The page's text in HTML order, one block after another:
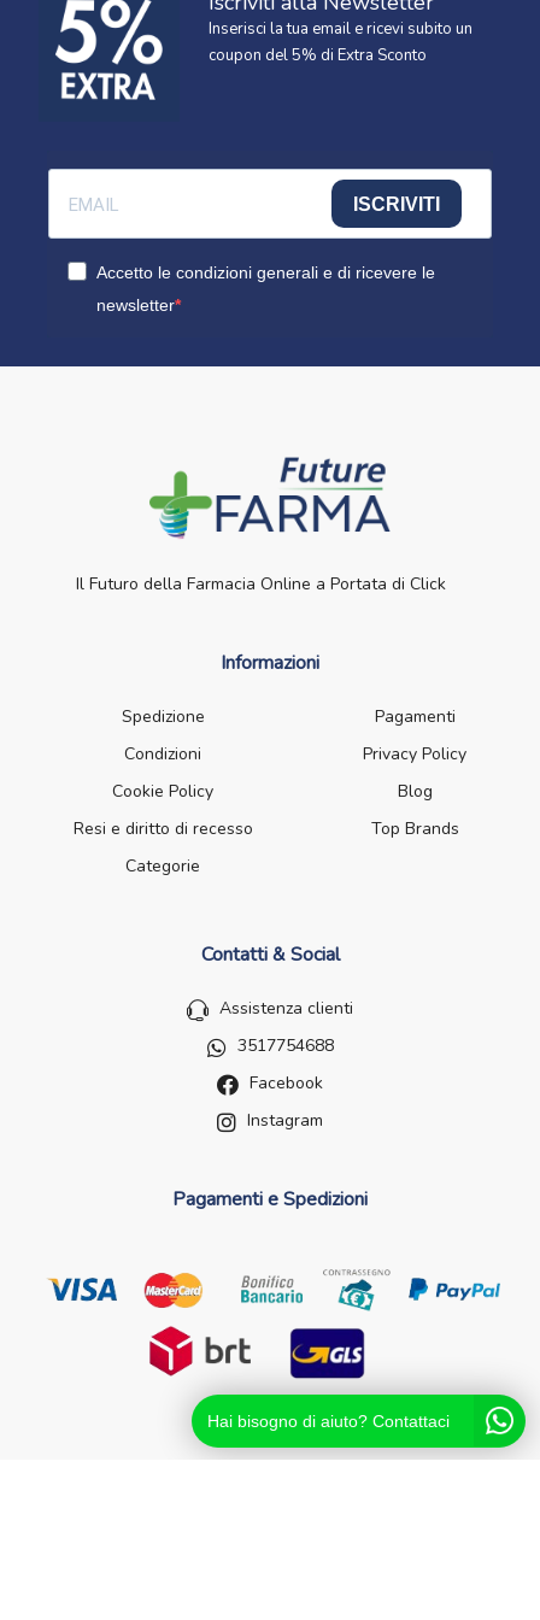
Inserisci la tua email e ricevi subito un
coupon del 5% di Extra Sconto
ISCRIVITI
Accetto le condizioni generali e di ricevere le
newsletter
Il Futuro della Farmacia Online a Portata di Click
Informazioni
Spedizione
Pagamenti
Condizioni
Privacy Policy
Cookie Policy
Blog
Resi e diritto di recesso
Top Brands
Categorie
Contatti & Social
Assistenza clienti
3517754688
Facebook
Instagram
Pagamenti e Spedizioni
Hai bisogno di aiuto? Contattaci